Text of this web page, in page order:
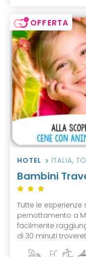
OFFERTA
HOTEL ITALIA,
Bambini
Tutte le
pernottamento a
facilmente
di 30 minuti